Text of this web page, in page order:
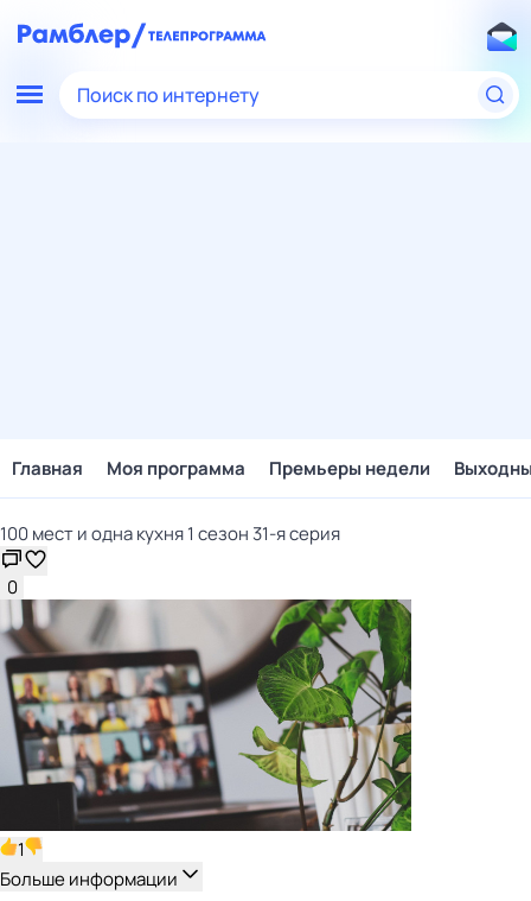
Поиск по интернету
Главная Моя программа Премьеры недели
100 мест и одна кухня 1 сезон 31-я серия
0
1
Больше информации